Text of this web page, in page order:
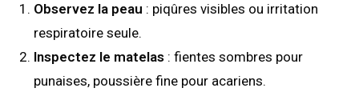
Observez la peau : piqûres visibles ou irritation
respiratoire seule.
Inspectez le matelas : fientes sombres pour
punaises, poussière fine pour acariens.